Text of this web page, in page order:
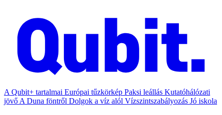
A Qubit+ tartalmai Európai tűzkörkép Paksi leállás Kutatóhálózati
jövő A Duna föntről Dolgok a víz alól Vízszintszabályozás Jó iskola